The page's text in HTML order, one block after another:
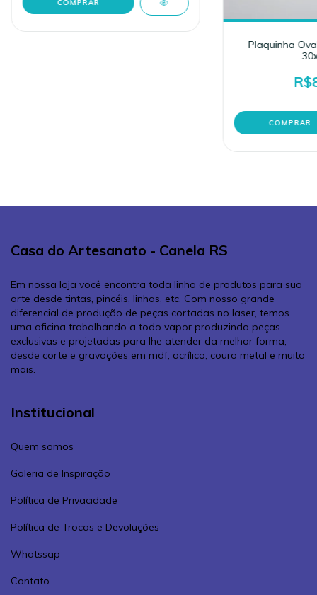
Plaquinha
Casa do Artesanato - Canela RS
Em nossa loja você encontra toda linha de produtos para sua
arte desde tintas, pincéis, linhas, etc. Com nosso grande
diferencial de produção de peças cortadas no laser, temos
uma oficina trabalhando a todo vapor produzindo peças
exclusivas e projetadas para lhe atender da melhor forma,
desde corte e gravações em mdf, acrílico, couro metal e muito
mais.
Institucional
Quem somos
Galeria de Inspiração
Política de Privacidade
Política de Trocas e Devoluções
Whatssap
Contato